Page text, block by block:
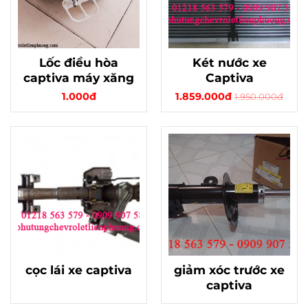
Lốc điều hòa
captiva máy xăng
1.000đ
Két nước xe
Captiva
1.859.000đ 1.950.000đ
cọc lái xe captiva
giảm xóc trước xe
captiva